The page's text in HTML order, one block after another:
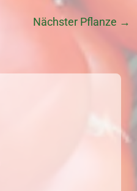
Nächster Pflanze →